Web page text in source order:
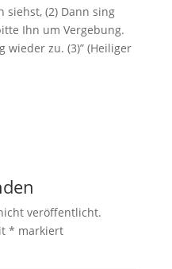
siehst, (2) Dann sing
Ihn um Vergebung.
wieder zu. (3)” (Heiliger
veröffentlicht.
* markiert